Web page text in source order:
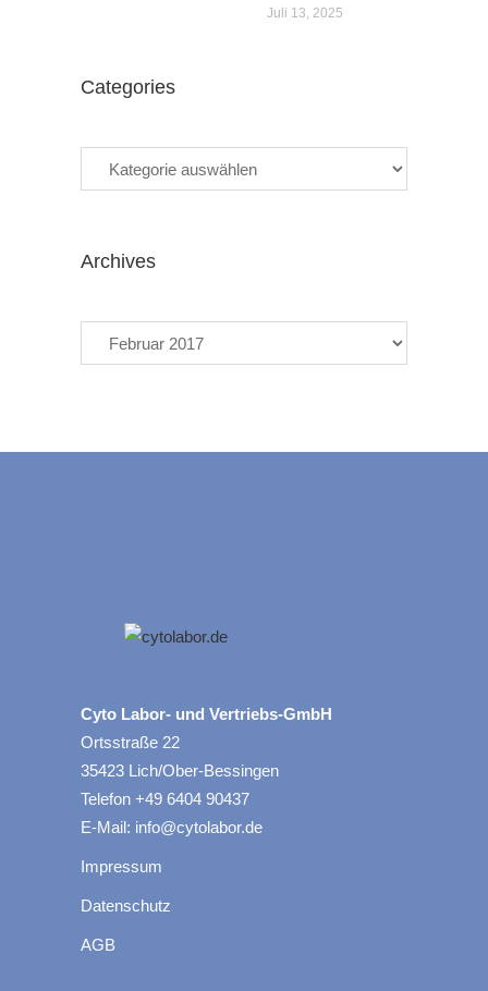
Juli 13, 2025
Categories
Archives
Cyto Labor- und Vertriebs-GmbH
Ortsstraße 22
35423 Lich/Ober-Bessingen
Telefon +49 6404 90437
E-Mail: info@cytolabor.de
Impressum
Datenschutz
AGB